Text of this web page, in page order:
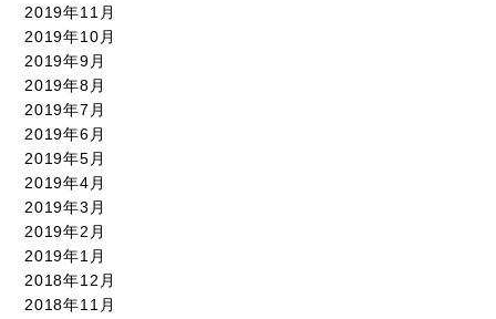
2019年11月
2019年10月
2019年9月
2019年8月
2019年7月
2019年6月
2019年5月
2019年4月
2019年3月
2019年2月
2019年1月
2018年12月
2018年11月